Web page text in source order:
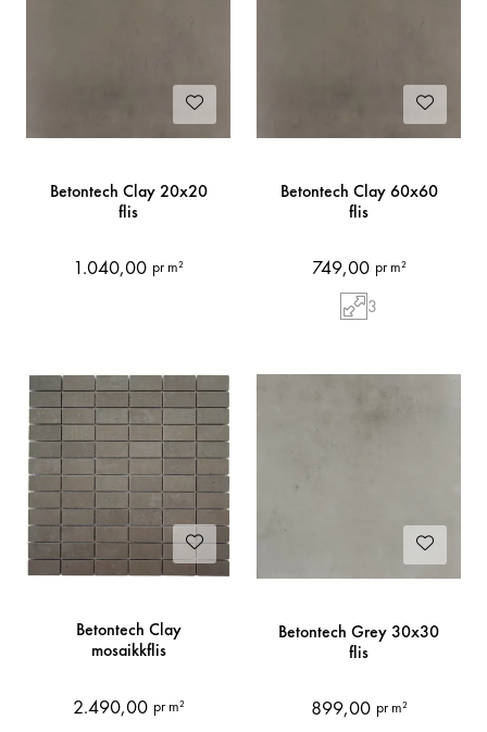
Betontech Clay 20x20
flis
1.040,00 pr m²
Betontech Clay 60x60
flis
749,00 pr m²
3
Betontech Clay
mosaikkflis
2.490,00 pr m²
Betontech Grey 30x30
flis
899,00 pr m²